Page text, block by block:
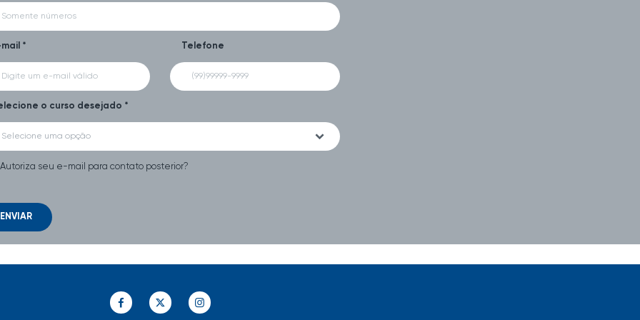
* Telefone
o curso desejado *
Selecione uma opção
Autoriza seu e-mail para contato posterior?
ENVIAR